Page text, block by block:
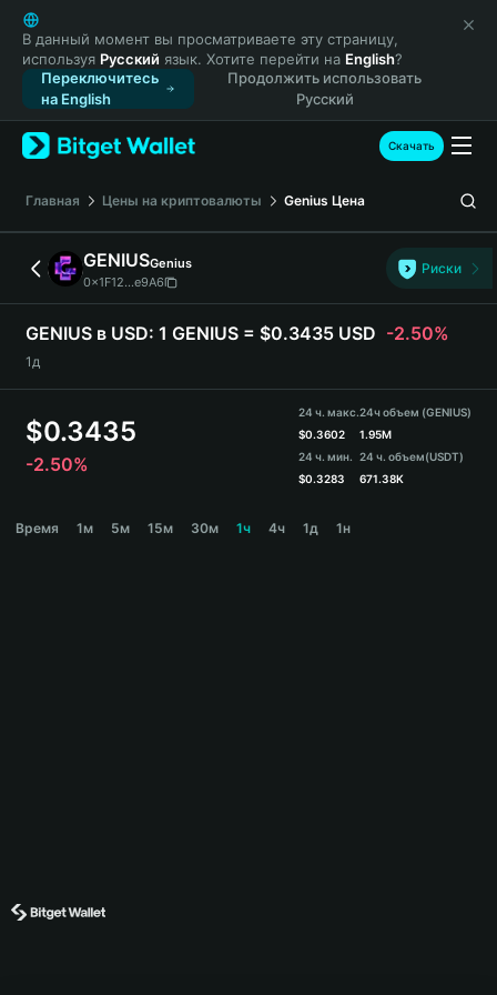
English
日本語
Tiếng Việt
Русский
Español (Latinoamérica)
Türkçe
Français
Deutsch
简体中文
繁體中文
Português (Portugal)
Bahasa Indonesia
ภาษาไทย
हिन्दी
Español
Português (Brasil)
В данный момент вы просматриваете эту страницу,
используя Русский язык. Хотите перейти на English?
Переключитесь
на English
Продолжить использовать
Русский
Скачать
Главная Цены на криптовалюты Genius Цена
GENIUSGenius
0x1F12...e9A6
Риски
GENIUS в USD: 1 GENIUS = $0.3435 USD -2.50%
1д
$0.3435
-2.50%
24 ч. макс.
$0.3602
24 ч. мин.
$0.3283
24ч объем (GENIUS)
1.95M
24 ч. объем(USDT)
671.38K
Время 1м 5м 15м 30м 1ч 4ч 1д 1н